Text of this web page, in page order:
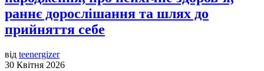
раннє дорослішання та шлях до
прийняття себе
від teenergizer
30 Квітня 2026